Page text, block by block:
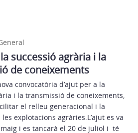
successió agrària i la
de coneixements
convocatòria d’ajut per a la
i la transmissió de coneixements,
el relleu generacional i la
explotacions agràries.L’ajut es va
i es tancarà el 20 de juliol i té